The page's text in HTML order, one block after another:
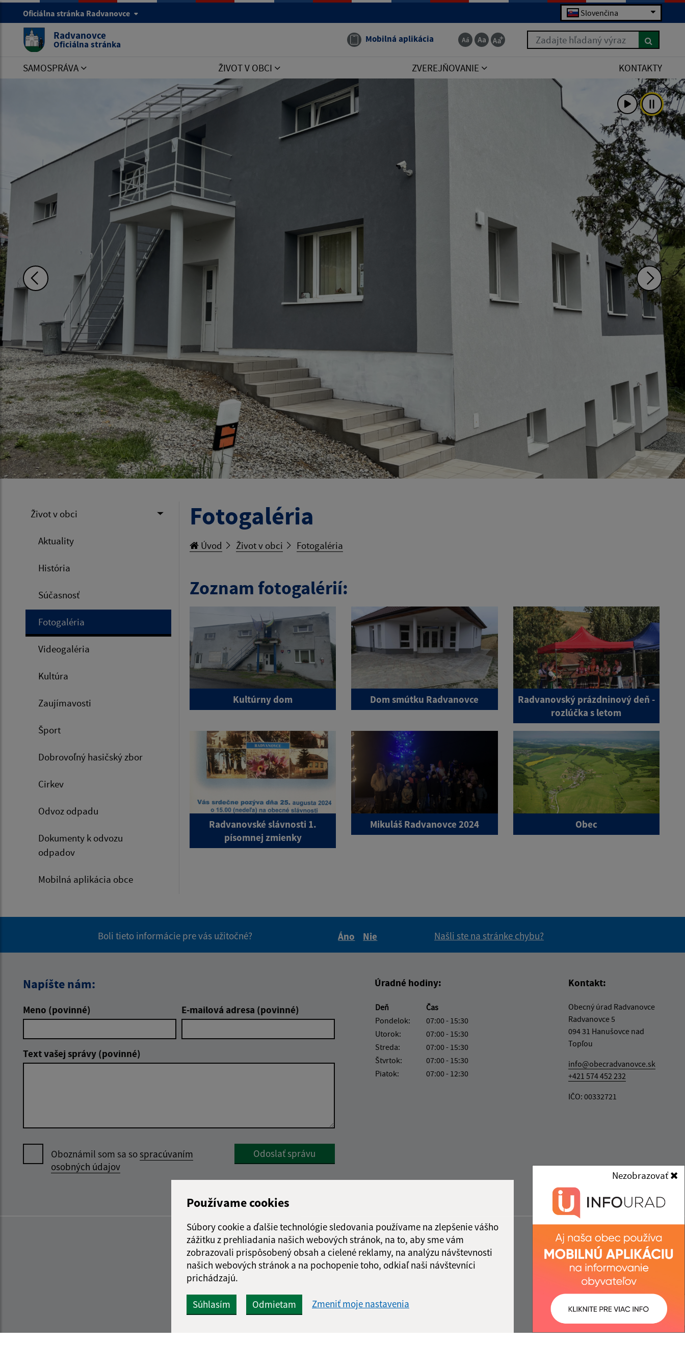
Používame cookies
Súbory cookie a ďalšie technológie sledovania používame na zlepšenie vášho
zážitku z prehliadania našich webových stránok, na to, aby sme vám
zobrazovali prispôsobený obsah a cielené reklamy, na analýzu návštevnosti
našich webových stránok a na pochopenie toho, odkiaľ naši návštevníci
prichádzajú.
Súhlasím Odmietam Zmeniť moje nastavenia
Nezobrazovať
Oficiálna stránka Radvanovce Slovenčina
Radvanovce
Oficiálna stránka Mobilná aplikácia Zadajte hľadaný výraz
SAMOSPRÁVA ŽIVOT V OBCI ZVEREJŇOVANIE KONTAKTY
Život v obci
Aktuality
História
Súčasnosť
Fotogaléria
Videogaléria
Kultúra
Zaujímavosti
Šport
Dobrovoľný hasičský zbor
Cirkev
Odvoz odpadu
Dokumenty k odvozu
odpadov
Mobilná aplikácia obce
Fotogaléria
Úvod Život v obci Fotogaléria
Zoznam fotogalérií:
Kultúrny dom Dom smútku Radvanovce
Radvanovský prázdninový deň -
rozlúčka s letom
Radvanovské slávnosti 1.
písomnej zmienky
Mikuláš Radvanovce 2024 Obec
Boli tieto informácie pre vás užitočné?
Áno
Nie
Našli ste na stránke chybu?
Napíšte nám:
Meno (povinné) E-mailová adresa (povinné)
Text vašej správy (povinné)
Oboznámil som sa sospracúvaním
osobných údajov
Google reCaptcha Response
Odoslať správu
Úradné hodiny:
Deň
Čas
Pondelok:
07:00 - 15:30
Utorok:
07:00 - 15:30
Streda:
07:00 - 15:30
Štvrtok:
07:00 - 15:30
Piatok:
07:00 - 12:30
Kontakt:
Obecný úrad Radvanovce
Radvanovce 5
094 31 Hanušovce nad
Topľou
info@obecradvanovce.sk
+421 574 452 232
IČO: 00332721